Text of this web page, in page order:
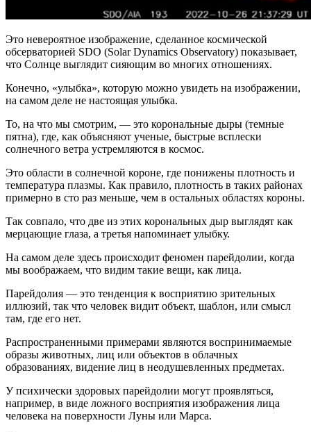
Это невероятное изображение, сделанное космической
обсерваторией SDO (Solar Dynamics Observatory) показывает,
что Солнце выглядит сияющим во многих отношениях.
Конечно, «улыбка», которую можно увидеть на изображении,
на самом деле не настоящая улыбка.
То, на что мы смотрим, — это корональные дыры (темные
пятна), где, как объясняют ученые, быстрые всплески
солнечного ветра устремляются в космос.
Это области в солнечной короне, где понижены плотность и
температура плазмы. Как правило, плотность в таких районах
примерно в сто раз меньше, чем в остальных областях короны.
Так совпало, что две из этих корональных дыр выглядят как
мерцающие глаза, а третья напоминает улыбку.
На самом деле здесь происходит феномен парейдолии, когда
мы воображаем, что видим такие вещи, как лица.
Парейдолия — это тенденция к восприятию зрительных
иллюзий, так что человек видит объект, шаблон, или смысл
там, где его нет.
Распространенными примерами являются воспринимаемые
образы животных, лиц или объектов в облачных
образованиях, видение лиц в неодушевленных предметах.
У психически здоровых парейдолии могут проявляться,
например, в виде ложного восприятия изображения лица
человека на поверхности Луны или Марса.